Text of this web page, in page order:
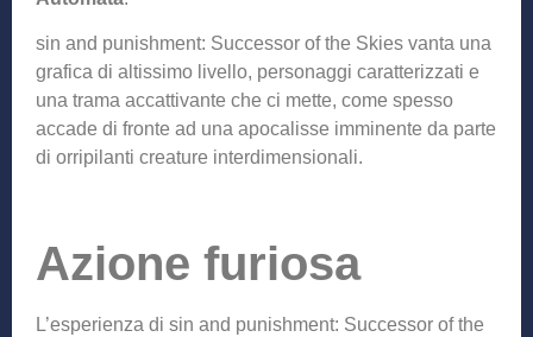
sin and punishment: Successor of the Skies vanta una
grafica di altissimo livello, personaggi caratterizzati e
una trama accattivante che ci mette, come spesso
accade di fronte ad una apocalisse imminente da parte
di orripilanti creature interdimensionali.
Azione furiosa
L’esperienza di sin and punishment: Successor of the